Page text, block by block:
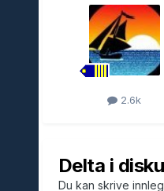
2.6k
Delta i
Du kan skrive